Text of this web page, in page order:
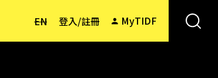
EN 登入/註冊 MyTIDF